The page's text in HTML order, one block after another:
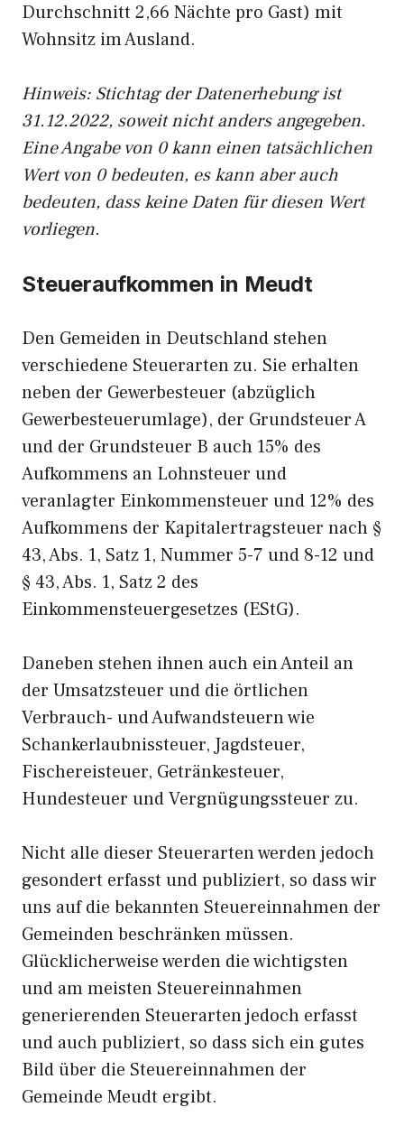
Durchschnitt 2,66 Nächte pro Gast) mit
Wohnsitz im Ausland.
Hinweis: Stichtag der Datenerhebung ist
31.12.2022, soweit nicht anders angegeben.
Eine Angabe von 0 kann einen tatsächlichen
Wert von 0 bedeuten, es kann aber auch
bedeuten, dass keine Daten für diesen Wert
vorliegen.
Steueraufkommen in Meudt
Den Gemeiden in Deutschland stehen
verschiedene Steuerarten zu. Sie erhalten
neben der Gewerbesteuer (abzüglich
Gewerbesteuerumlage), der Grundsteuer A
und der Grundsteuer B auch 15% des
Aufkommens an Lohnsteuer und
veranlagter Einkommensteuer und 12% des
Aufkommens der Kapitalertragsteuer nach §
43, Abs. 1, Satz 1, Nummer 5-7 und 8-12 und
§ 43, Abs. 1, Satz 2 des
Einkommensteuergesetzes (EStG).
Daneben stehen ihnen auch ein Anteil an
der Umsatzsteuer und die örtlichen
Verbrauch- und Aufwandsteuern wie
Schankerlaubnissteuer, Jagdsteuer,
Fischereisteuer, Getränkesteuer,
Hundesteuer und Vergnügungssteuer zu.
Nicht alle dieser Steuerarten werden jedoch
gesondert erfasst und publiziert, so dass wir
uns auf die bekannten Steuereinnahmen der
Gemeinden beschränken müssen.
Glücklicherweise werden die wichtigsten
und am meisten Steuereinnahmen
generierenden Steuerarten jedoch erfasst
und auch publiziert, so dass sich ein gutes
Bild über die Steuereinnahmen der
Gemeinde Meudt ergibt.